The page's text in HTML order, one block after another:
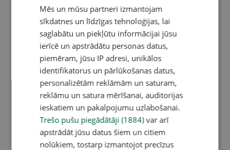
Mēs un mūsu partneri izmantojam
sīkdatnes un līdzīgas tehnoloģijas, lai
saglabātu un piekļūtu informācijai jūsu
ierīcē un apstrādātu personas datus,
piemēram, jūsu IP adresi, unikālos
identifikatorus un pārlūkošanas datus,
personalizētām reklāmām un saturam,
reklāmu un satura mērīšanai, auditorijas
ieskatiem un pakalpojumu uzlabošanai.
Trešo pušu piegādātāji (1884)var arī
apstrādāt jūsu datus šiem un citiem
nolūkiem, tostarp izmantojot precīzus